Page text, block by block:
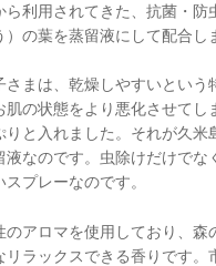
ら利用されてきた、抗菌・防
の葉を蒸留液にして配合し
さまは、乾燥しやすいという
肌の状態をより悪化させてし
りと入れました。それが久米
液なのです。虫除けだけでな
プレーなのです。
のアロマを使用しており、森
リラックスできる香りです。